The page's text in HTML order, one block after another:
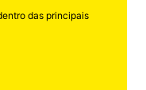
das principais